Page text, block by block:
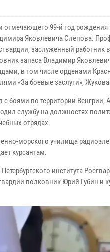
отмечающего 99-й год
Яковлевича Слепова.
заслуженный работник
запаса Владимир
в том числе орденами
«За боевые заслуги»,
боями по территории Венгрии,
службу на должностях
отрядах.
морского училища
курсантам.
института
полковник Юрий Губин и